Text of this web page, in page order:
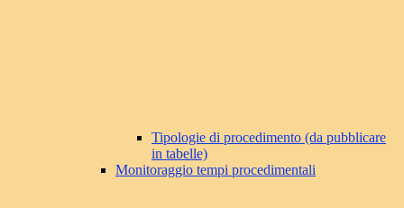
Tipologie di procedimento (da pubblicare
in tabelle)
Monitoraggio tempi procedimentali